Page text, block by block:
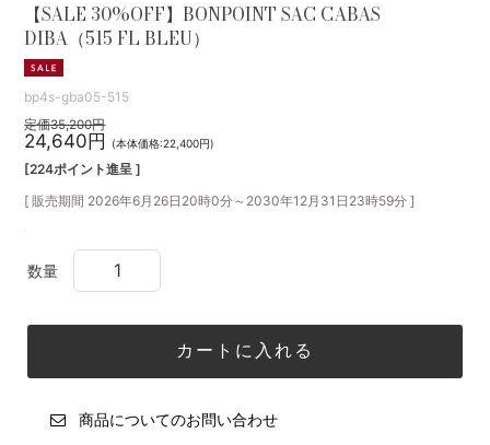
【SALE 30%OFF】BONPOINT SAC CABAS
DIBA（515 FL BLEU）
bp4s-gba05-515
定価35,200円
24,640円 (本体価格:22,400円)
[224ポイント進呈 ]
[ 販売期間 2026年6月26日20時0分～ 2030年12月31日23時59分 ]
数量
商品についてのお問い合わせ